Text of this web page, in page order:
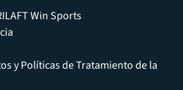
Win Sports
y Políticas de Tratamiento de la